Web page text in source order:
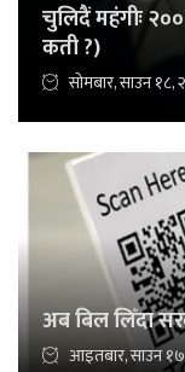
चुलिदैं महंगीः
कती ?)
सोमबार, साउन १८,
अब बिल लिँदा
आइतबार, साउन